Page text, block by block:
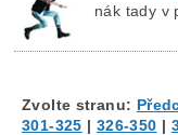
nák tady v
Zvolte stranu:
301-325 | 326-350 |